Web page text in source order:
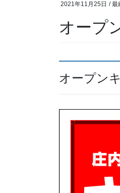
2021年11月25日 / 最
オープ
オープン